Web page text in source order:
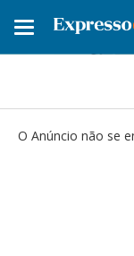
Toggle
O Anúncio não se